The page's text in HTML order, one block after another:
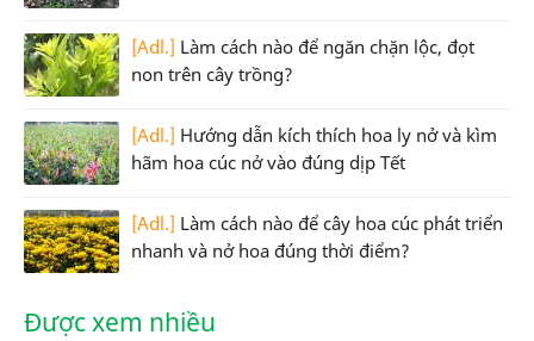
[Adl.] Làm cách nào để ngăn chặn lộc, đọt
non trên cây trồng?
[Adl.] Hướng dẫn kích thích hoa ly nở và kìm
hãm hoa cúc nở vào đúng dịp Tết
[Adl.] Làm cách nào để cây hoa cúc phát triển
nhanh và nở hoa đúng thời điểm?
Được xem nhiều